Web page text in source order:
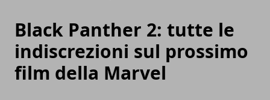
Black Panther 2: tutte le
indiscrezioni sul prossimo
film della Marvel